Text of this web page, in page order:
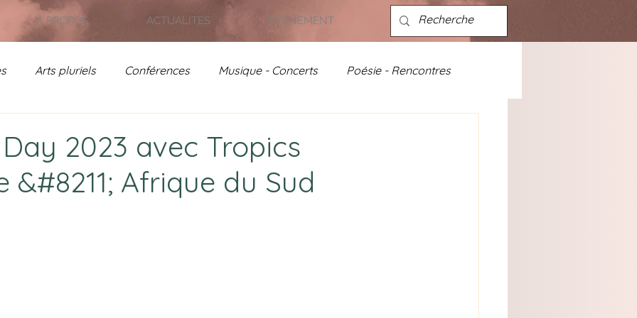
A PROPOS ACTUALITES EVENEMENT
Arts pluriels Conférences Musique - Concerts Poésie - Rencontres
Archives
2023 avec Tropics
&#8211; Afrique du Sud